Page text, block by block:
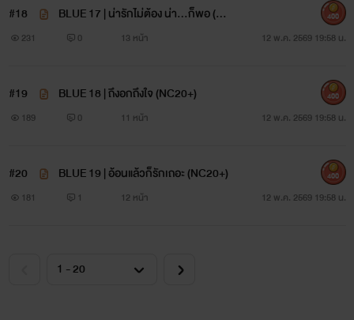
#18
BLUE 17 | น่ารักไม่ต้อง น่า...ก็พอ (NC
20+)
231 0 13 หน้า 12 พ.ค. 2569 19:58 น.
400
#19 BLUE 18 | ถึงอกถึงใจ (NC20+)
189 0 11 หน้า 12 พ.ค. 2569 19:58 น.
400
#20 BLUE 19 | อ้อนแล้วก็รักเถอะ (NC20+)
181 1 12 หน้า 12 พ.ค. 2569 19:58 น.
400